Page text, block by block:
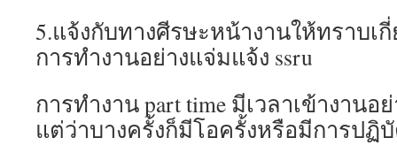
5.แจ้งกับทางศีรษะหน้างานให้ทราบเ
การทำงานอย่างแจ่มแจ้ง ssru
การทำงาน part time มีเวลาเข้างาน
แต่ว่าบางครั้งก็มีโอครั้งหรือมีการปฏิ